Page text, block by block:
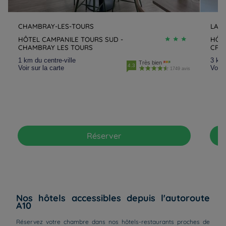
CHAMBRAY-LES-TOURS
HÔTEL CAMPANILE TOURS SUD -
CHAMBRAY LES TOURS
1 km du centre-ville
Voir sur la carte
4.3 Très bien
1749 avis
Réserver
LA
3
Voir
Nos hôtels accessibles depuis l'autoroute
A10
Réservez votre chambre dans nos hôtels-restaurants proches de